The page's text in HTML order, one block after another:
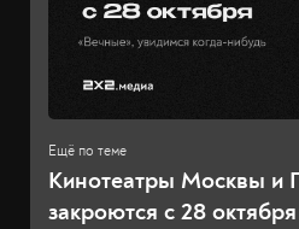
Кинотеатры Москвы и
закроются с 28 октября